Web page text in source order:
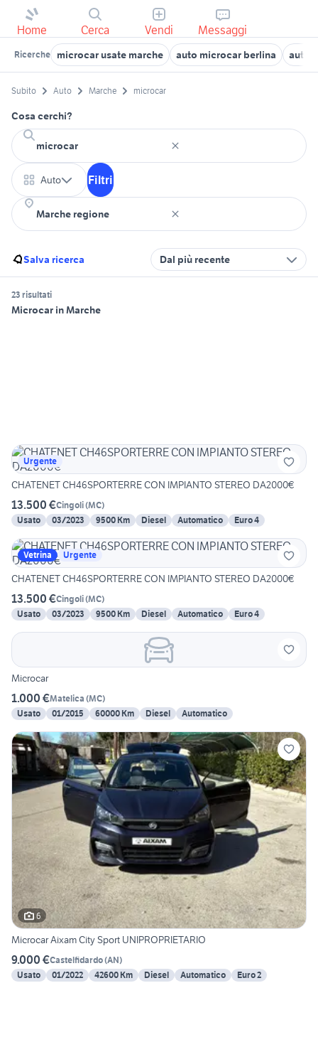
Home Cerca Vendi Messaggi
Ricerche microcar usate marche auto microcar berlina auto
Subito Auto Marche microcar
Cosa cerchi?
Auto Filtri
Salva ricerca Dal più recente
23 risultati
Microcar in Marche
Urgente
CHATENET CH46SPORTERRE CON IMPIANTO STEREO DA2000€
13.500 €Cingoli(MC)
Usato
03/2023 9500 Km Diesel Automatico Euro 4
Vetrina Urgente
CHATENET CH46SPORTERRE CON IMPIANTO STEREO DA2000€
13.500 €Cingoli(MC)
Usato
03/2023 9500 Km Diesel Automatico Euro 4
Microcar
1.000 €Matelica (MC)
Usato
01/2015 60000 Km Diesel Automatico
6
Microcar Aixam City Sport UNIPROPRIETARIO
9.000 €Castelfidardo(AN)
Usato
01/2022 42600 Km Diesel Automatico Euro 2